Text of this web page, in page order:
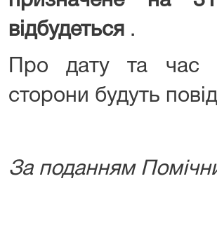
відбудеться .
Про дату та час
сторони будуть
За поданням